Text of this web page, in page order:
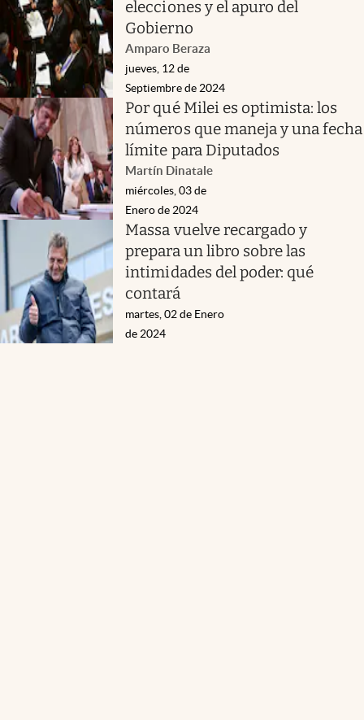
elecciones y el apuro del
Gobierno
Amparo Beraza
jueves, 12 de
Septiembre de 2024
Por qué Milei es optimista: los
números que maneja y una fecha
límite para Diputados
Martín Dinatale
miércoles, 03 de
Enero de 2024
Massa vuelve recargado y
prepara un libro sobre las
intimidades del poder: qué
contará
martes, 02 de Enero
de 2024